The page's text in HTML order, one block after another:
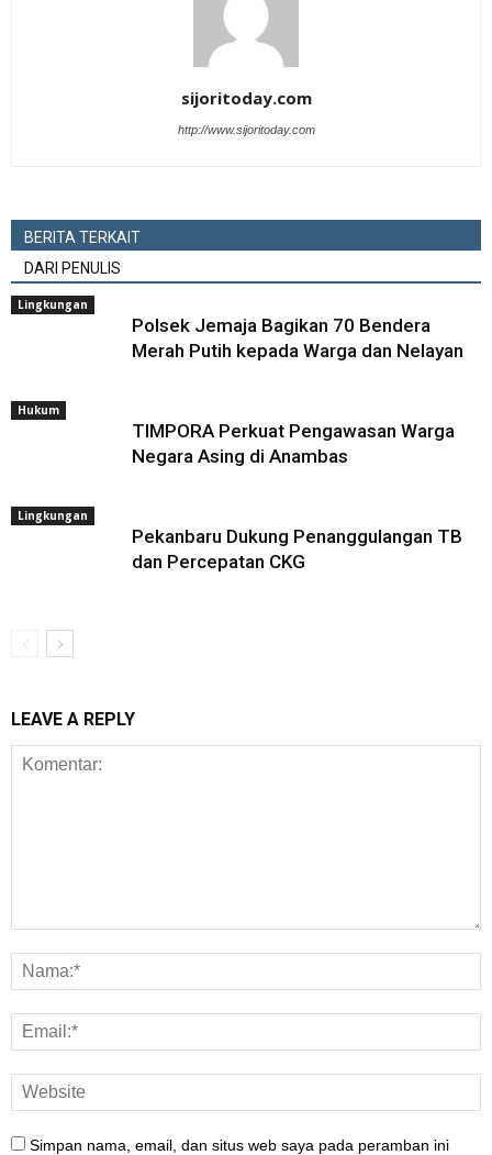
sijoritoday.com
http://www.sijoritoday.com
BERITA TERKAIT
DARI PENULIS
Lingkungan
Polsek Jemaja Bagikan 70 Bendera
Merah Putih kepada Warga dan Nelayan
Hukum
TIMPORA Perkuat Pengawasan Warga
Negara Asing di Anambas ‎
Lingkungan
Pekanbaru Dukung Penanggulangan TB
dan Percepatan CKG
LEAVE A REPLY
Simpan nama, email, dan situs web saya pada peramban ini